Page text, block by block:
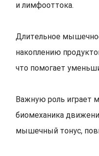
и лимфооттока.
Длительное
накоплению
что помогает
Важную роль играет
биомеханика
мышечный тонус,